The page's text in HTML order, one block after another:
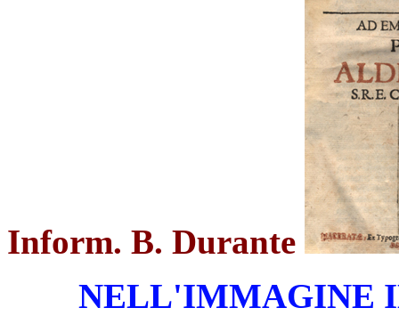
Inform. B. Durante
NELL'IMMAGINE